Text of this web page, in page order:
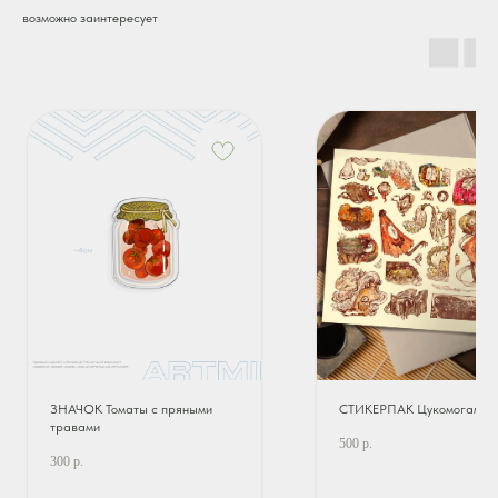
возможно заинтересует
ЗНАЧОК Томаты с пряными
травами
300 р.
СТИКЕРПАК Цукомогами
500 р.